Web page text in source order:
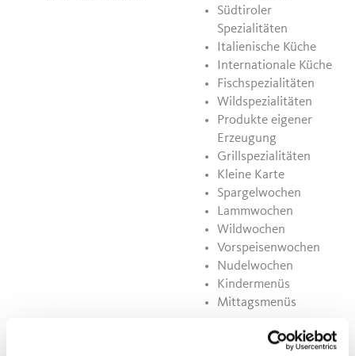
Südtiroler
Spezialitäten
Italienische Küche
Internationale Küche
Fischspezialitäten
Wildspezialitäten
Produkte eigener
Erzeugung
Grillspezialitäten
Kleine Karte
Spargelwochen
Lammwochen
Wildwochen
Vorspeisenwochen
Nudelwochen
Kindermenüs
Mittagsmenüs